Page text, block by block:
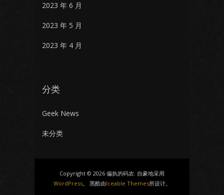
2023 年 6 月
2023 年 5 月
2023 年 4 月
分类
Geek News
未分类
Copyright © 2026 偏执的码农. 自豪地采用
WordPress。 黑酷由Iceable Themes所设计。